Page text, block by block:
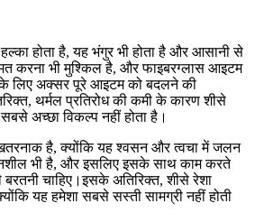
होता है, यह भंगुर भी होता है और आसानी से
करना भी मुश्किल है, और फाइबरग्लास आइटम
के लिए अक्सर पूरे आइटम को बदलने की
थर्मल प्रतिरोध की कमी के कारण शीसे
अच्छा विकल्प नहीं होता है।
है, क्योंकि यह श्वसन और त्वचा में जलन
भी है, और इसलिए इसके साथ काम करते
चाहिए।इसके अतिरिक्त, शीसे रेशा
यह हमेशा सबसे सस्ती सामग्री नहीं होती